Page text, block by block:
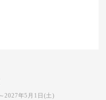
2027年5月1日(土)